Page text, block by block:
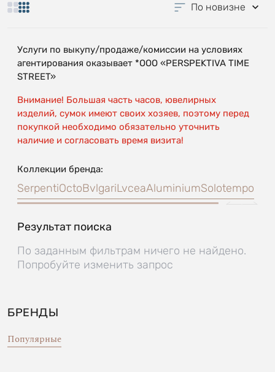
По новизне
Услуги по выкупу/продаже/комиссии на условиях
агентирования оказывает *OOO «PERSPEKTIVA TIME
STREET»
Внимание! Большая часть часов, ювелирных
изделий, сумок имеют своих хозяев, поэтому перед
покупкой необходимо обязательно уточнить
наличие и согласовать время визита!
Коллекции бренда:
SerpentiOctoBvlgariLvceaAluminiumSolotempo
Результат поиска
По заданным фильтрам ничего не найдено.
Попробуйте изменить запрос
БРЕНДЫ
Популярные